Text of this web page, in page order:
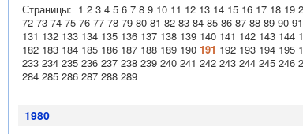
Страницы: 1 2 3 4 5 6 7 8 9 10 11 12 13 14 15 16 17 18 19
72 73 74 75 76 77 78 79 80 81 82 83 84 85 86 87 88 89 90 91
131 132 133 134 135 136 137 138 139 140 141 142 143 144
182 183 184 185 186 187 188 189 190 191 192 193 194 195
233 234 235 236 237 238 239 240 241 242 243 244 245 246
284 285 286 287 288 289
1980